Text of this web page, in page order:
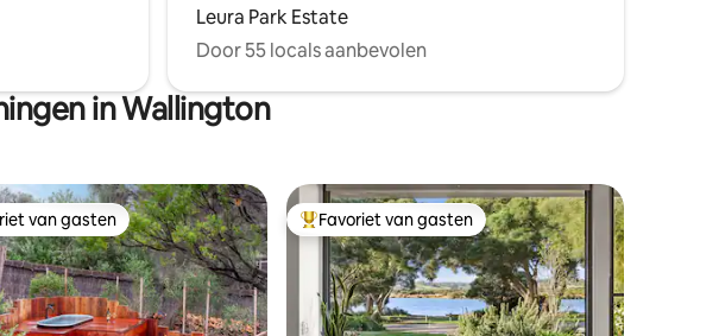
Leura Park Estate
Door 55 locals aanbevolen
in Wallington
van gasten
van gasten Topfavoriet van gasten
Favoriet van gasten